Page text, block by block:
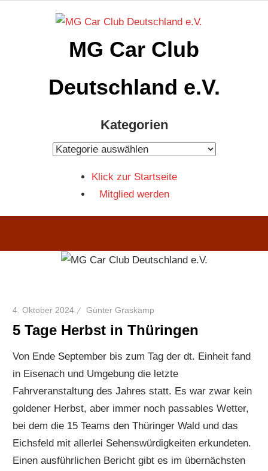
MG Car Club
Deutschland e.V.
Kategorien
Kategorien
Klick zur Startseite
Mitglied werden
4. Oktober 2024 Günter Graskamp
5 Tage Herbst in Thüringen
Von Ende September bis zum Tag der dt. Einheit fand
in Eisenach und Umgebung die letzte
Fahrveranstaltung des Jahres statt. Es war zwar kein
goldener Herbst, aber immer noch passables Wetter,
bei dem die 15 Teams den Thüringer Wald und das
Eichsfeld mit allerlei Sehenswürdigkeiten erkundeten.
Einen ausführlichen Bericht gibt es im übernächsten